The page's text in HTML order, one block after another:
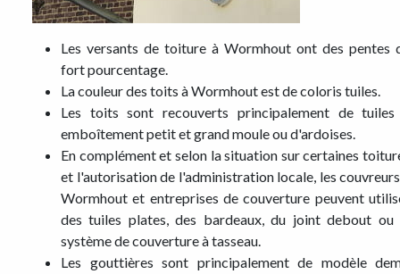
Les versants de toiture à Wormhout ont des pentes
fort pourcentage.
La couleur des toits à Wormhout est de coloris tuiles.
Les toits sont recouverts principalement de
emboîtement petit et grand moule ou d'ardoises.
En complément et selon la situation sur certaines
et l'autorisation de l'administration locale, les
Wormhout et entreprises de couverture peuvent
des tuiles plates, des bardeaux, du joint debout ou
système de couverture à tasseau.
Les gouttières sont principalement de modèle